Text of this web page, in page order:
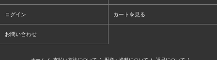
ログイン カートを見る
お問い合わせ